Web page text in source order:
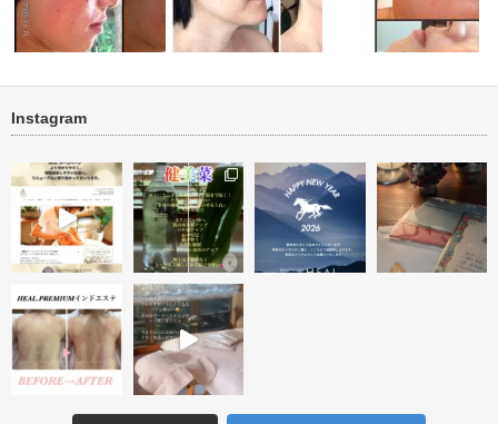
肌再生
ニキビ・ニキビ跡 肌再生ビフnew タラソ再生トリートメントニキビ・ニキビ跡改善
Instagram